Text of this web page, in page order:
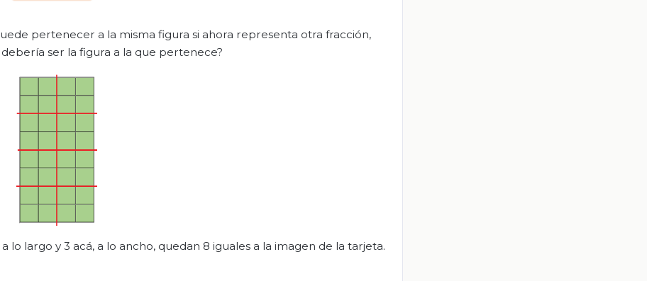
pertenecer a la misma figura si ahora representa otra fracción,
ser la figura a la que pertenece?
largo y 3 acá, a lo ancho, quedan 8 iguales a la imagen de la tarjeta.